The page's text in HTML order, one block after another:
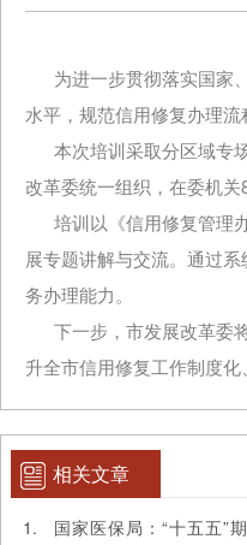
为进一步贯彻落实国家
水平，规范信用修复办理
本次培训采取分区域专
改革委统一组织，在委机
培训以《信用修复管理
展专题讲解与交流。通过
务办理能力。
下一步，市发展改革委
升全市信用修复工作制度
相关文章
国家医保局：“十五五”